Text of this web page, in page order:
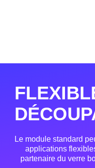
Le module standard
applications
partenaire du verre